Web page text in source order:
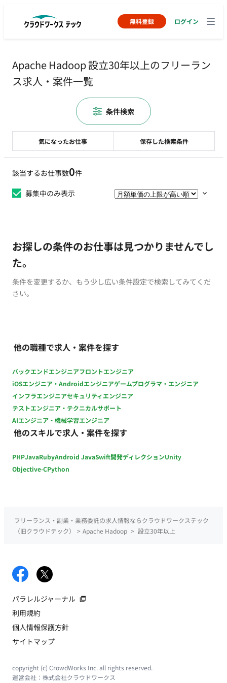
無料登録 ログイン
Apache Hadoop 設立30年以上のフリーラン
ス求人・案件一覧
該当するお仕事数0件
募集中のみ表示
お探しの条件のお仕事は見つかりませんでし
た。
条件を変更するか、もう少し広い条件設定で検索してみてくだ
さい。
他の職種で求人・案件を探す
バックエンドエンジニアフロントエンジニア
iOSエンジニア・Androidエンジニアゲームプログラマ・エンジニア
インフラエンジニアセキュリティエンジニア
テストエンジニア・テクニカルサポート
AIエンジニア・機械学習エンジニア
他のスキルで求人・案件を探す
PHPJavaRubyAndroid JavaSwift開発ディレクションUnity
Objective-CPython
気になったお仕事 保存した検索条件
条件検索
フリーランス・副業・業務委託の求人情報ならクラウドワークステック
（旧クラウドテック）
> Apache Hadoop > 設立30年以上
パラレルジャーナル
利用規約
個人情報保護方針
サイトマップ
copyright (c) CrowdWorks Inc. all rights reserved.
運営会社： 株式会社クラウドワークス